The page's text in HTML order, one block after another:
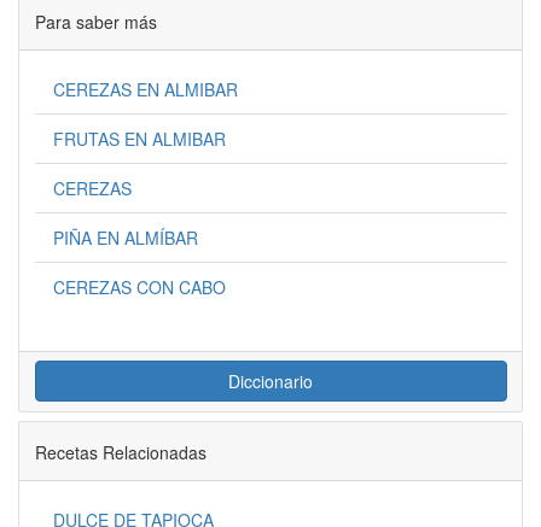
Para saber más
CEREZAS EN ALMIBAR
FRUTAS EN ALMIBAR
CEREZAS
PIÑA EN ALMÍBAR
CEREZAS CON CABO
Diccionario
Recetas Relacionadas
DULCE DE TAPIOCA